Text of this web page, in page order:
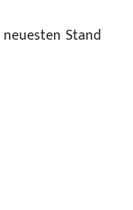
Stand